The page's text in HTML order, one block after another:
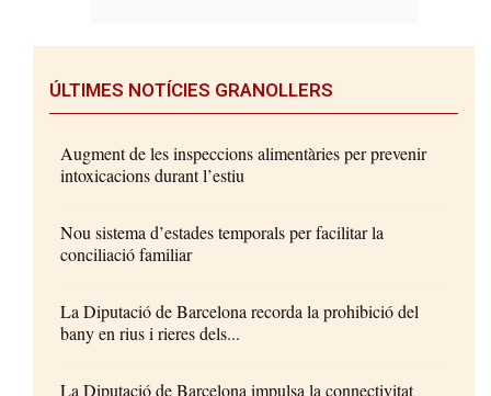
ÚLTIMES NOTÍCIES GRANOLLERS
Augment de les inspeccions alimentàries per prevenir
intoxicacions durant l’estiu
Nou sistema d’estades temporals per facilitar la
conciliació familiar
La Diputació de Barcelona recorda la prohibició del
bany en rius i rieres dels...
La Diputació de Barcelona impulsa la connectivitat